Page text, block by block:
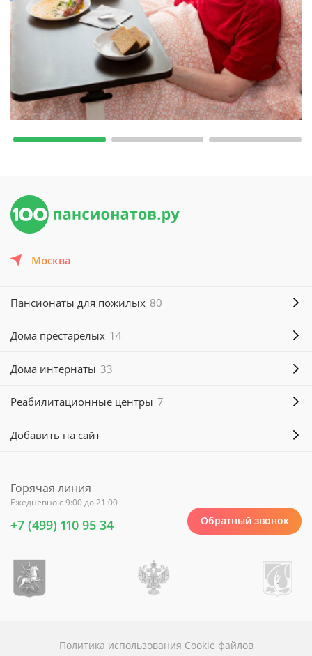
Москва
Добавить на сайт
Пансионаты для пожилых 80
Дома престарелых 14
Дома интернаты 33
Реабилитационные центры 7
Горячая линия
Ежедневно с 9:00 до 21:00
+7 (499) 110 95 34 Обратный звонок
Политика использования Cookie файлов